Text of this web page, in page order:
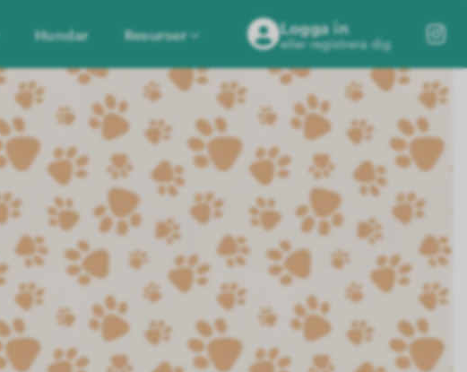
Hundar Resurser Logga in
eller registrera dig